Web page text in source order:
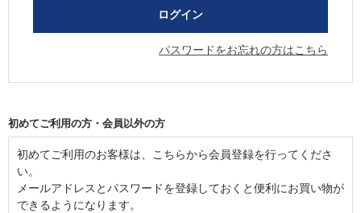
パスワードをお忘れの方はこちら
初めてご利用の方・会員以外の方
初めてご利用のお客様は、こちらから会員登録を行ってくださ
い。
メールアドレスとパスワードを登録しておくと便利にお買い物が
できるようになります。